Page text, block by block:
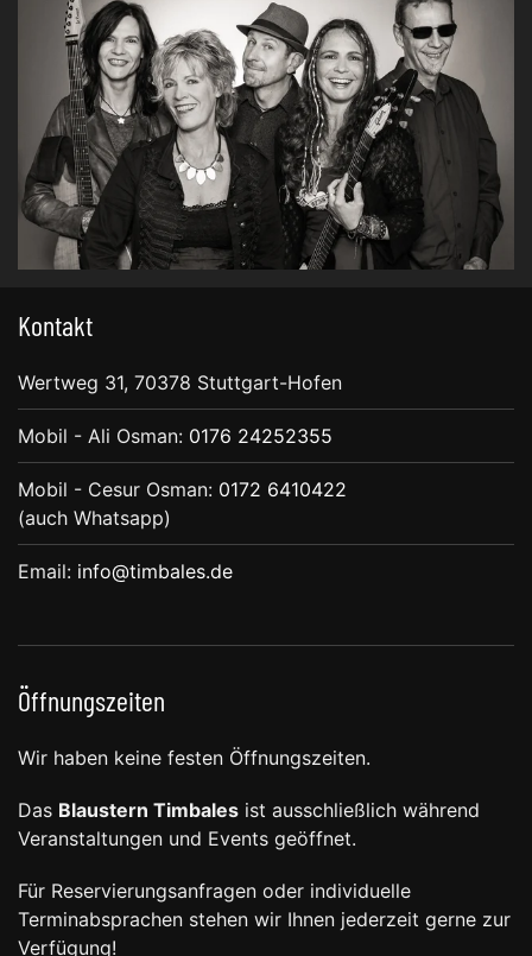
Kontakt
Wertweg 31, 70378 Stuttgart-Hofen
Mobil - Ali Osman: 0176 24252355
Mobil - Cesur Osman: 0172 6410422
(auch Whatsapp)
Email: info@timbales.de
Öffnungszeiten
Wir haben keine festen Öffnungszeiten.
Das Blaustern Timbales ist ausschließlich während
Veranstaltungen und Events geöffnet.
Für Reservierungsanfragen oder individuelle
Terminabsprachen stehen wir Ihnen jederzeit gerne zur
Verfügung!